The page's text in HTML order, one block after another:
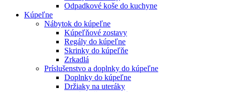
Odpadkové koše do kuchyne
Kúpeľne
Nábytok do kúpeľne
Kúpeľňové zostavy
Regály do kúpeľne
Skrinky do kúpeľňe
Zrkadlá
Príslušenstvo a doplnky do kúpeľne
Doplnky do kúpeľne
Držiaky na uteráky